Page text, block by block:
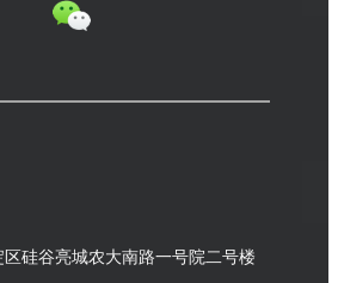
硅谷亮城农大南路一号院二号楼